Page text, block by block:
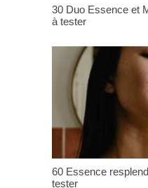
30 Duo Essence et
à tester
60 Essence
tester